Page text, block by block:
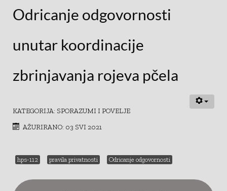
Odricanje odgovornosti
unutar koordinacije
zbrinjavanja rojeva pčela
KATEGORIJA: SPORAZUMI I POVELJE
AŽURIRANO: 03 SVI 2021
hps-112 pravila privatnosti Odricanje odgovornosti